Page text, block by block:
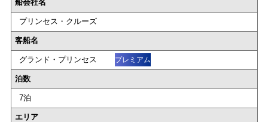
船会社名
プリンセス・クルーズ
客船名
グランド・プリンセス プレミアム
泊数
7泊
エリア